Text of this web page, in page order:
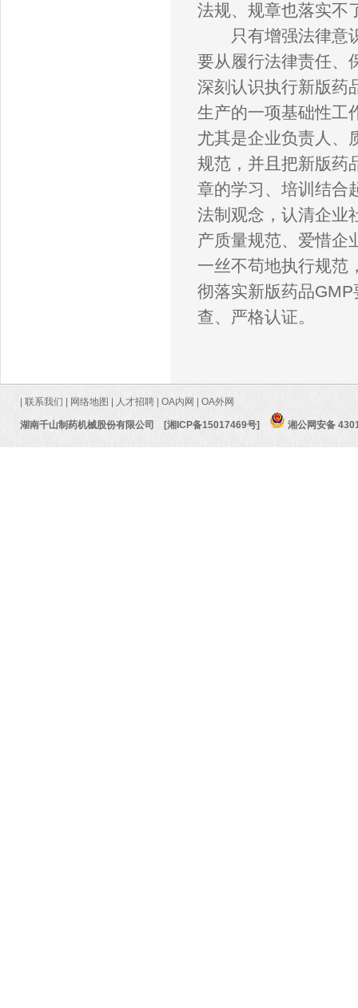
法规、规章也落实不
只有增强法律意识
要从履行法律责任、
深刻认识执行新版药
生产的一项基础性工
尤其是企业负责人、
规范，并且把新版药
章的学习、培训结合
法制观念，认清企业
产质量规范、爱惜企
一丝不苟地执行规范
彻落实新版药品
查、严格认证。
联系我们 网络地图 人才招聘 OA内网 OA外网
湖南千山制药机械股份有限公司 [湘ICP备15017469号] 湘公网安备